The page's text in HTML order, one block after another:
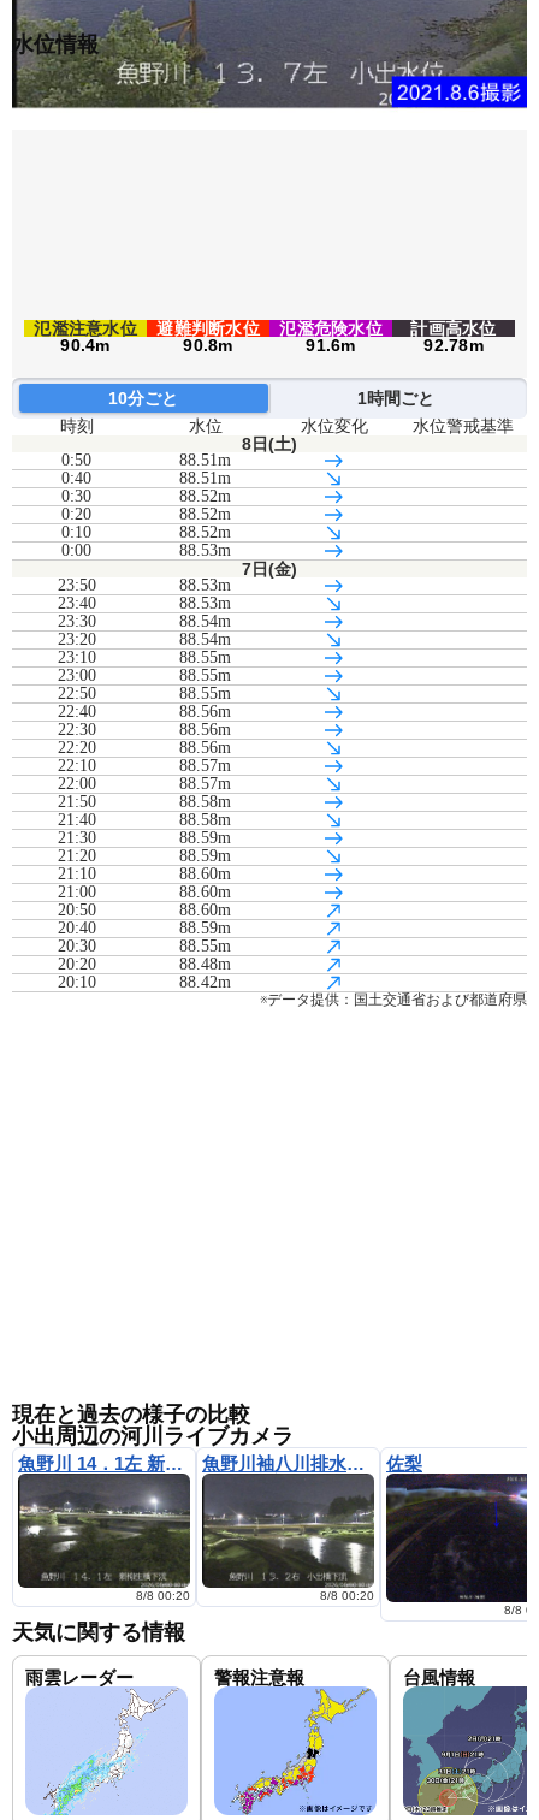
水位情報
8月8日 0:50時点88.51m
氾濫注意水位
90.4m
避難判断水位
90.8m
氾濫危険水位
91.6m
計画高水位
92.78m
10分ごと 1時間ごと
時刻 水位 水位変化 水位警戒基準
8日(土)
0:50
88.51m
0:40
88.51m
0:30
88.52m
0:20
88.52m
0:10
88.52m
0:00
88.53m
7日(金)
23:50
88.53m
23:40
88.53m
23:30
88.54m
23:20
88.54m
23:10
88.55m
23:00
88.55m
22:50
88.55m
22:40
88.56m
22:30
88.56m
22:20
88.56m
22:10
88.57m
22:00
88.57m
21:50
88.58m
21:40
88.58m
21:30
88.59m
21:20
88.59m
21:10
88.60m
21:00
88.60m
20:50
88.60m
20:40
88.59m
20:30
88.55m
20:20
88.48m
20:10
88.42m
※データ提供：国土交通省および都道府県
現在と過去の様子の比較
小出周辺の河川ライブカメラ
魚野川 14．1左 新柳生橋下流
8/8 00:20
魚野川袖八川排水機場周辺
8/8 00:20
佐梨
8/8
天気に関する情報
雨雲レーダー 警報注意報 台風情報